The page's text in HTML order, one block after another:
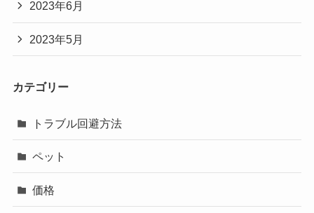
2023年6月
2023年5月
カテゴリー
トラブル回避方法
ペット
価格